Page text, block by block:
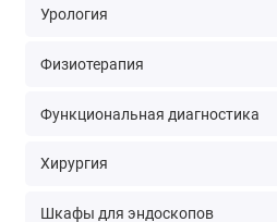
Урология
Физиотерапия
Функциональная диагностика
Хирургия
Шкафы для эндоскопов